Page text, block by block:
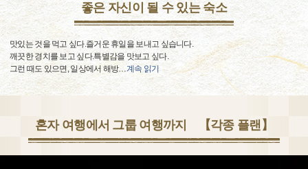
좋은 자신이 될 수 있는 숙소
맛있는 것을 먹고 싶다.즐거운 휴일을 보내고 싶습니다.
깨끗한 경치를 보고 싶다.특별감을 맛보고 싶다.
그런 때도 있으면, 일상에서 해방…계속 읽기
혼자 여행에서 그룹 여행까지 【각종 플랜】